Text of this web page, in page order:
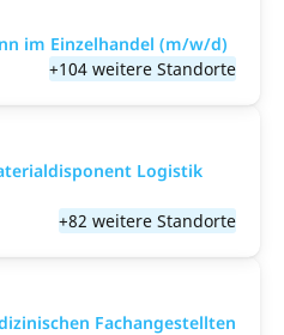
im Einzelhandel (m/w/d)
+104 weitere Standorte
Logistik
+82 weitere Standorte
Fachangestellten